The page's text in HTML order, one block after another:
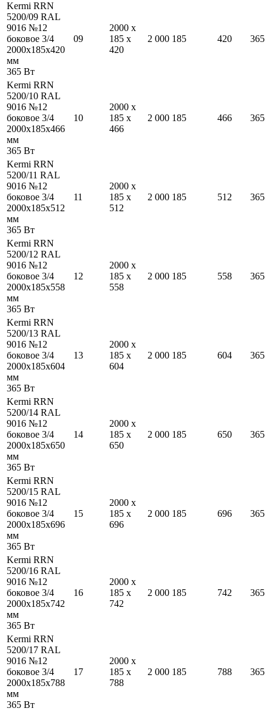
Kermi RRN
5200/09 RAL
9016 №12
боковое 3/4
2000x185x420
мм
365 Вт
09
2000 x
185 x
420
2 000 185 420 365
Kermi RRN
5200/10 RAL
9016 №12
боковое 3/4
2000x185x466
мм
365 Вт
10
2000 x
185 x
466
2 000 185 466 365
Kermi RRN
5200/11 RAL
9016 №12
боковое 3/4
2000x185x512
мм
365 Вт
11
2000 x
185 x
512
2 000 185 512 365
Kermi RRN
5200/12 RAL
9016 №12
боковое 3/4
2000x185x558
мм
365 Вт
12
2000 x
185 x
558
2 000 185 558 365
Kermi RRN
5200/13 RAL
9016 №12
боковое 3/4
2000x185x604
мм
365 Вт
13
2000 x
185 x
604
2 000 185 604 365
Kermi RRN
5200/14 RAL
9016 №12
боковое 3/4
2000x185x650
мм
365 Вт
14
2000 x
185 x
650
2 000 185 650 365
Kermi RRN
5200/15 RAL
9016 №12
боковое 3/4
2000x185x696
мм
365 Вт
15
2000 x
185 x
696
2 000 185 696 365
Kermi RRN
5200/16 RAL
9016 №12
боковое 3/4
2000x185x742
мм
365 Вт
16
2000 x
185 x
742
2 000 185 742 365
Kermi RRN
5200/17 RAL
9016 №12
боковое 3/4
2000x185x788
мм
365 Вт
17
2000 x
185 x
788
2 000 185 788 365